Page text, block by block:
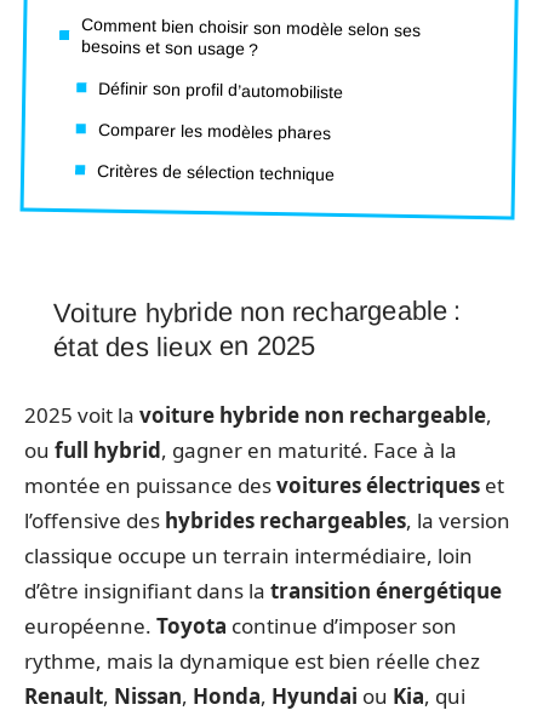
Comment bien choisir son modèle selon ses
besoins et son usage ?
Définir son profil d’automobiliste
Comparer les modèles phares
Critères de sélection technique
Voiture hybride non rechargeable :
état des lieux en 2025
2025 voit la voiture hybride non rechargeable,
ou full hybrid, gagner en maturité. Face à la
montée en puissance desvoitures électriques et
l’offensive des hybrides rechargeables, la version
classique occupe un terrain intermédiaire, loin
d’être insignifiant dans la transition énergétique
européenne. Toyota continue d’imposer son
rythme, mais la dynamique est bien réelle chez
Renault, Nissan, Honda, Hyundai ou Kia, qui